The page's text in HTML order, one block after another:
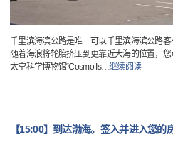
千里滨海滨公路是唯一可以千里滨海滨公路客
随着海浪将轮胎挤压到更靠近大海的位置，您
太空科学博物馆“Cosmo Is…继续阅读
【15:00】到达渤海。签入并进入您的